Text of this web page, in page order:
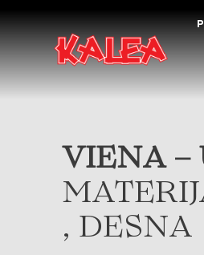
VIENA –
, DESNA